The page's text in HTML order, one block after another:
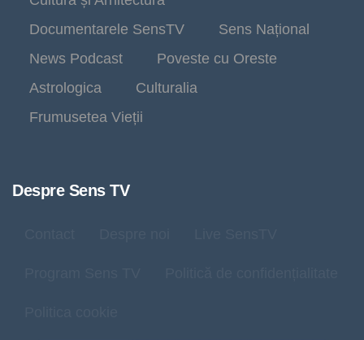
Documentarele SensTV
Sens Național
News Podcast
Poveste cu Oreste
Astrologica
Culturalia
Frumusetea Vieții
Despre Sens TV